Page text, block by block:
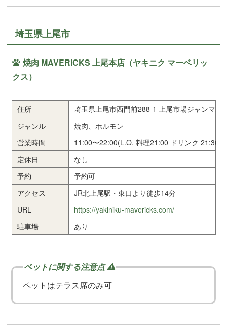
埼玉県上尾市
焼肉 MAVERICKS 上尾本店（ヤキニク マーベリッ
クス）
住所
埼玉県上尾市西門前288-1 上尾市場ジャンマル
ジャンル
焼肉、ホルモン
営業時間
11:00〜22:00(L.O. 料理21:00 ドリンク 21:30)
定休日
なし
予約
予約可
アクセス
JR北上尾駅・東口より徒歩14分
URL
https://yakiniku-mavericks.com/
駐車場
あり
ペットはテラス席のみ可